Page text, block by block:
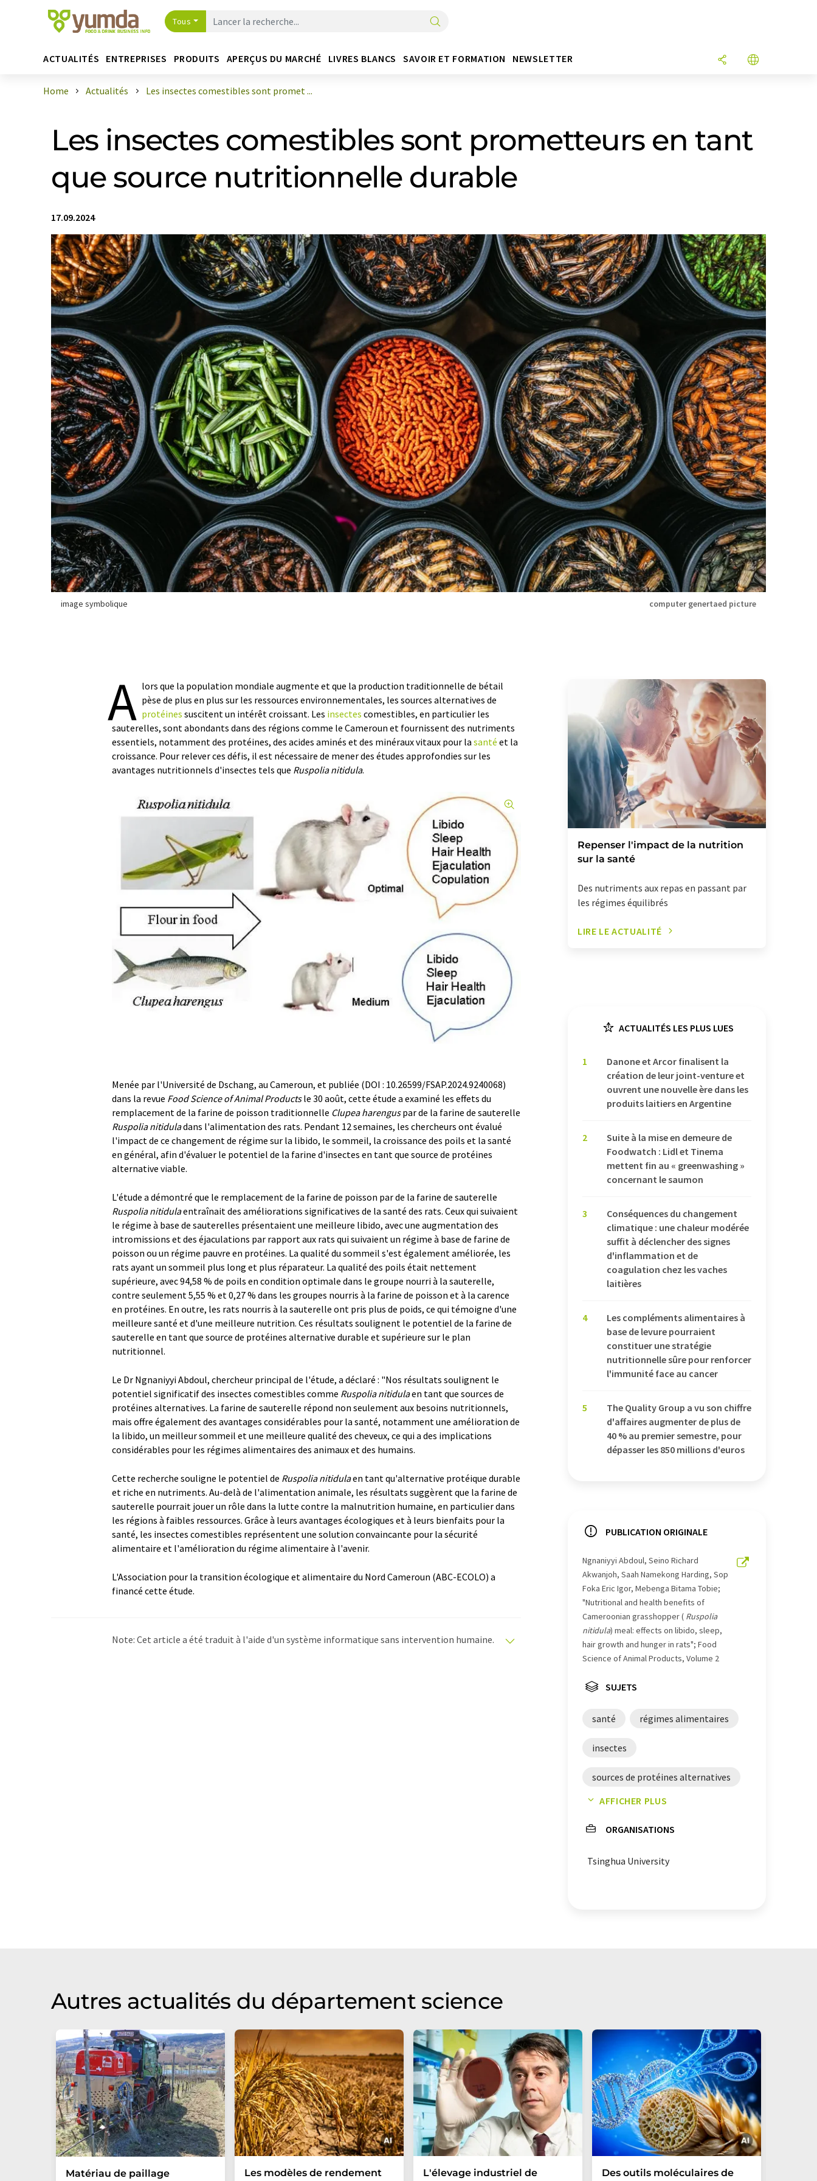
Tous
ACTUALITÉS ENTREPRISES PRODUITS APERÇUS DU MARCHÉ LIVRES BLANCS SAVOIR ET FORMATION NEWSLETTER
Home Actualités Les insectes comestibles sont promet ...
Les insectes comestibles sont prometteurs en tant
que source nutritionnelle durable
17.09.2024
image symbolique computer genertaed picture
A lors que la population mondiale augmente et que la production traditionnelle de bétail
pèse de plus en plus sur les ressources environnementales, les sources alternatives de
protéines suscitent un intérêt croissant. Les insectes comestibles, en particulier les
sauterelles, sont abondants dans des régions comme le Cameroun et fournissent des nutriments
essentiels, notamment des protéines, des acides aminés et des minéraux vitaux pour la santé et la
croissance. Pour relever ces défis, il est nécessaire de mener des études approfondies sur les
avantages nutritionnels d'insectes tels que Ruspolia nitidula.
Menée par l'Université de Dschang, au Cameroun, et publiée (DOI : 10.26599/FSAP.2024.9240068)
dans la revue Food Science of Animal Products le 30 août, cette étude a examiné les effets du
remplacement de la farine de poisson traditionnelle Clupea harenguspar de la farine de sauterelle
Ruspolia nitiduladans l'alimentation des rats. Pendant 12 semaines, les chercheurs ont évalué
l'impact de ce changement de régime sur la libido, le sommeil, la croissance des poils et la santé
en général, afin d'évaluer le potentiel de la farine d'insectes en tant que source de protéines
alternative viable.
L'étude a démontré que le remplacement de la farine de poisson par de la farine de sauterelle
Ruspolia nitidulaentraînait des améliorations significatives de la santé des rats. Ceux qui suivaient
le régime à base de sauterelles présentaient une meilleure libido, avec une augmentation des
intromissions et des éjaculations par rapport aux rats qui suivaient un régime à base de farine de
poisson ou un régime pauvre en protéines. La qualité du sommeil s'est également améliorée, les
rats ayant un sommeil plus long et plus réparateur. La qualité des poils était nettement
supérieure, avec 94,58 % de poils en condition optimale dans le groupe nourri à la sauterelle,
contre seulement 5,55 % et 0,27 % dans les groupes nourris à la farine de poisson et à la carence
en protéines. En outre, les rats nourris à la sauterelle ont pris plus de poids, ce qui témoigne d'une
meilleure santé et d'une meilleure nutrition. Ces résultats soulignent le potentiel de la farine de
sauterelle en tant que source de protéines alternative durable et supérieure sur le plan
nutritionnel.
Le Dr Ngnaniyyi Abdoul, chercheur principal de l'étude, a déclaré : "Nos résultats soulignent le
potentiel significatif des insectes comestibles comme Ruspolia nitidulaen tant que sources de
protéines alternatives. La farine de sauterelle répond non seulement aux besoins nutritionnels,
mais offre également des avantages considérables pour la santé, notamment une amélioration de
la libido, un meilleur sommeil et une meilleure qualité des cheveux, ce qui a des implications
considérables pour les régimes alimentaires des animaux et des humains.
Cette recherche souligne le potentiel de Ruspolia nitidulaen tant qu'alternative protéique durable
et riche en nutriments. Au-delà de l'alimentation animale, les résultats suggèrent que la farine de
sauterelle pourrait jouer un rôle dans la lutte contre la malnutrition humaine, en particulier dans
les régions à faibles ressources. Grâce à leurs avantages écologiques et à leurs bienfaits pour la
santé, les insectes comestibles représentent une solution convaincante pour la sécurité
alimentaire et l'amélioration du régime alimentaire à l'avenir.
L'Association pour la transition écologique et alimentaire du Nord Cameroun (ABC-ECOLO) a
financé cette étude.
Note: Cet article a été traduit à l'aide d'un système informatique sans intervention humaine.
Repenser l'impact de la nutrition
sur la santé
Des nutriments aux repas en passant par
les régimes équilibrés
LIRE LE ACTUALITÉ
ACTUALITÉS LES PLUS LUES
1
Danone et Arcor finalisent la
création de leur joint-venture et
ouvrent une nouvelle ère dans les
produits laitiers en Argentine
2
Suite à la mise en demeure de
Foodwatch : Lidl et Tinema
mettent fin au « greenwashing »
concernant le saumon
3
Conséquences du changement
climatique : une chaleur modérée
suffit à déclencher des signes
d'inflammation et de
coagulation chez les vaches
laitières
4
Les compléments alimentaires à
base de levure pourraient
constituer une stratégie
nutritionnelle sûre pour renforcer
l'immunité face au cancer
5
The Quality Group a vu son chiffre
d'affaires augmenter de plus de
40 % au premier semestre, pour
dépasser les 850 millions d'euros
PUBLICATION ORIGINALE
Ngnaniyyi Abdoul, Seino Richard
Akwanjoh, Saah Namekong Harding, Sop
Foka Eric Igor, Mebenga Bitama Tobie;
"Nutritional and health benefits of
Cameroonian grasshopper ( Ruspolia
nitidula) meal: effects on libido, sleep,
hair growth and hunger in rats"; Food
Science of Animal Products, Volume 2
SUJETS
santé régimes alimentaires
insectes
sources de protéines alternatives
protéines
AFFICHER PLUS
ORGANISATIONS
Tsinghua University
Autres actualités du département science
Matériau de paillage
Les modèles de rendement
L'élevage industriel de
Des outils moléculaires de